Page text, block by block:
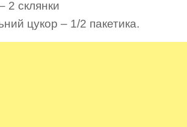
2 склянки
цукор – 1/2 пакетика.